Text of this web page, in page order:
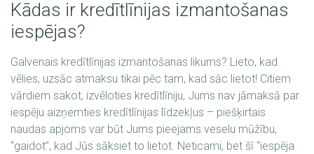
Kādas ir kredītlīnijas izmantošanas
iespējas?
Galvenais kredītlīnijas izmantošanas likums? Lieto, kad
vēlies, uzsāc atmaksu tikai pēc tam, kad sāc lietot! Citiem
vārdiem sakot, izvēloties kredītlīniju, Jums nav jāmaksā par
iespēju aizņemties kredītlīnijas līdzekļus – piešķirtais
naudas apjoms var būt Jums pieejams veselu mūžību,
“gaidot”, kad Jūs sāksiet to lietot. Neticami, bet šī “iespēja